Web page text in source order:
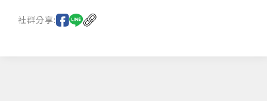
社群分享: